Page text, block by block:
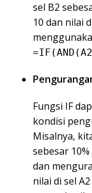
sel B2
10 dan nilai
Fungsi IF
kondisi
Misalnya,
sebesar
dan
nilai di sel